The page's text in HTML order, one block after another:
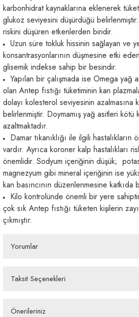
karbonhidrat kaynaklarına eklenerek
glukoz seviyesini düşürdüğü
riskini düşüren etkenlerden biridir.
Uzun süre tokluk hissinin sağlayan ve
konsantrasyonlarının düşmesine etki
glisemik indekse sahip bir besindir.
Yapılan bir çalışmada ise Omega yağ
olan Antep fıstığı tüketiminin kan
dolayı kolesterol seviyesinin azalmasına
belirlenmiştir. Doymamış yağ asitleri kötü
azaltmaktadır.
Damar tıkanıklığı ile ilgili hastalıkların
vardır. Ayrıca koroner kalp hastalıkları
önemlidir. Sodyum içeriğinin düşük;
magnezyum gibi mineral içeriğinin ise
kan basıncının düzenlenmesine katkıda
Kilo kontrolünde önemli bir yere
çok sık Antep fıstığı tüketen kişilerin
çıkmıştır.
Yorumlar
Taksit Seçenekleri
Önerileriniz